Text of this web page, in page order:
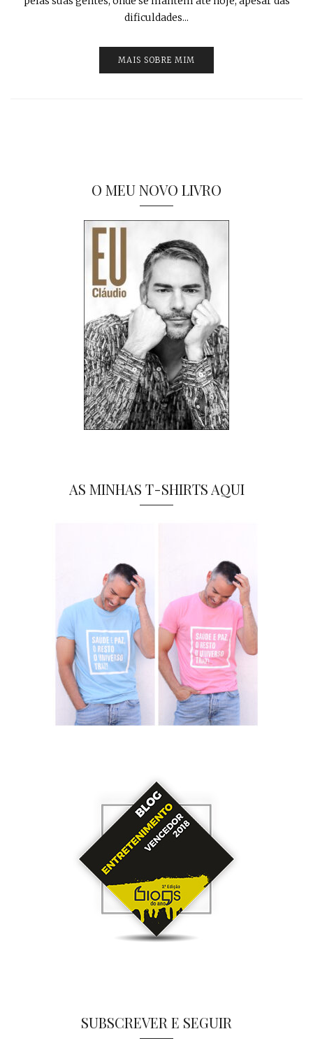
dificuldades...
MAIS SOBRE MIM
O MEU NOVO LIVRO
AS MINHAS T-SHIRTS AQUI
SUBSCREVER E SEGUIR